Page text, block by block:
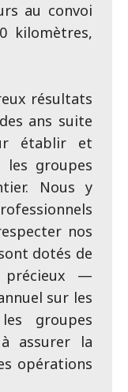
au convoi
kilomètres,
résultats
ans suite
établir et
les groupes
Nous y
nos
dotés de
précieux —
sur les
groupes
assurer la
opérations